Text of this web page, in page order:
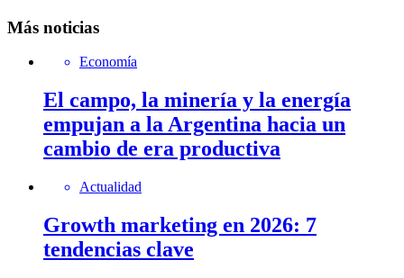
Más noticias
Economía
El campo, la minería y la energía
empujan a la Argentina hacia un
cambio de era productiva
Actualidad
Growth marketing en 2026: 7
tendencias clave